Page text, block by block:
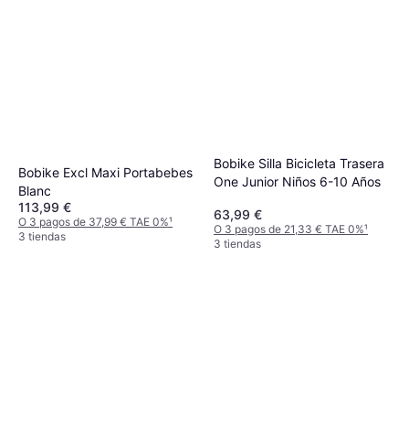
Bobike Excl Maxi Portabebes
Blanc
113,99 €
O 3 pagos de 37,99 € TAE 0%¹
3 tiendas
Bobike Silla Bicicleta Trasera
One Junior Niños 6-10 Años
63,99 €
O 3 pagos de 21,33 € TAE 0%¹
3 tiendas